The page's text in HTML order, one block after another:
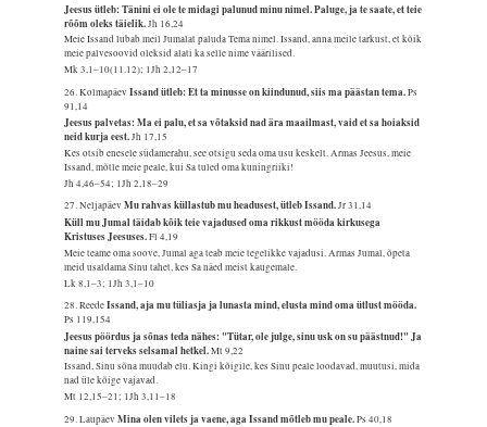
Jeesus ütleb: Tänini ei ole te midagi palunud minu nimel. Paluge, ja te saate, et teie
rõõm oleks täielik.Jh 16,24
Meie Issand lubab meil Jumalat paluda Tema nimel. Issand, anna meile tarkust, et kõik
meie palvesoovid oleksid alati ka selle nime väärilised.
Mk 3,1–10(11.12); 1Jh 2,12–17
26. KolmapäevIssand ütleb: Et ta minusse on kiindunud, siis ma päästan tema.Ps
91,14
Jeesus palvetas: Ma ei palu, et sa võtaksid nad ära maailmast, vaid et sa hoiaksid
neid kurja eest.Jh 17,15
Kes otsib enesele südamerahu, see otsigu seda oma usu keskelt. Armas Jeesus, meie
Issand, mõtle meie peale, kui Sa tuled oma kuningriiki!
Jh 4,46–54; 1Jh 2,18–29
27. NeljapäevMu rahvas küllastub mu headusest, ütleb Issand.Jr 31,14
Küll mu Jumal täidab kõik teie vajadused oma rikkust mööda kirkusega
Kristuses Jeesuses.Fl 4,19
Meie teame oma soove, Jumal aga teab meie tegelikke vajadusi. Armas Jumal, õpeta
meid usaldama Sinu tahet, kes Sa näed meist kaugemale.
Lk 8,1–3; 1Jh 3,1–10
28. ReedeIssand, aja mu tüliasja ja lunasta mind, elusta mind oma ütlust mööda.
Ps 119,154
Jeesus pöördus ja sõnas teda nähes: "Tütar, ole julge, sinu usk on su päästnud!" Ja
naine sai terveks selsamal hetkel.Mt 9,22
Issand, Sinu sõna muudab elu. Kingi kõigile, kes Sinu peale loodavad, muutusi, mida
nad üle kõige vajavad.
Mt 12,15–21; 1Jh 3,11–18
29. LaupäevMina olen vilets ja vaene, aga Issand mõtleb mu peale.Ps 40,18